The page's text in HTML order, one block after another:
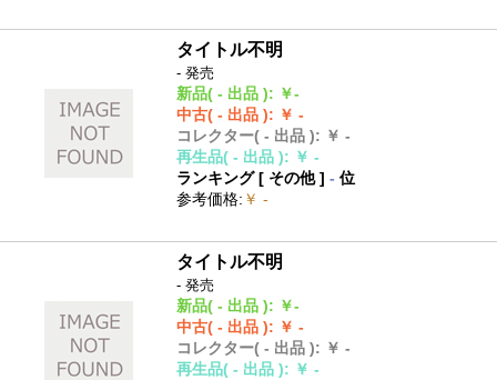
タイトル不明
- 発売
新品( - 出品 ): ￥-
中古( - 出品 ): ￥ -
コレクター( - 出品 ): ￥ -
再生品( - 出品 ): ￥ -
ランキング [ その他]- 位
参考価格: ￥ -
タイトル不明
- 発売
新品( - 出品 ): ￥-
中古( - 出品 ): ￥ -
コレクター( - 出品 ): ￥ -
再生品( - 出品 ): ￥ -